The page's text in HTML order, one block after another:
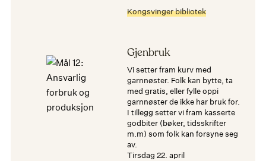
Kongsvinger bibliotek
Gjenbruk
Vi setter fram kurv med
garnnøster. Folk kan bytte, ta
med gratis, eller fylle oppi
garnnøster de ikke har bruk for.
I tillegg setter vi fram kasserte
godbiter (bøker, tidsskrifter
m.m) som folk kan forsyne seg
av.
tirsdag 22. april